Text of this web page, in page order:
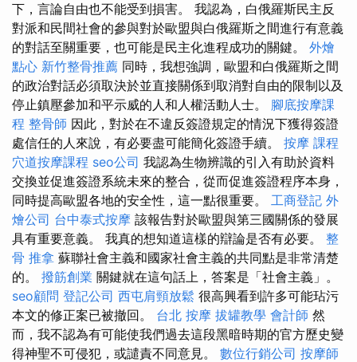
下，言論自由也不能受到損害。 我認為，白俄羅斯民主反
對派和民間社會的參與對於歐盟與白俄羅斯之間進行有意義
的對話至關重要，也可能是民主化進程成功的關鍵。 外燴
點心 新竹整骨推薦 同時，我想強調，歐盟和白俄羅斯之間
的政治對話必須取決於並直接關係到取消對自由的限制以及
停止鎮壓參加和平示威的人和人權活動人士。 腳底按摩課
程 整骨師 因此，對於在不違反簽證規定的情況下獲得簽證
處信任的人來說，有必要盡可能簡化簽證手續。 按摩 課程
穴道按摩課程 seo公司 我認為生物辨識的引入有助於資料
交換並促進簽證系統未來的整合，從而促進簽證程序本身，
同時提高歐盟各地的安全性，這一點很重要。 工商登記 外
燴公司 台中泰式按摩 該報告對於歐盟與第三國關係的發展
具有重要意義。 我真的想知道這樣的辯論是否有必要。 整
骨 推拿 蘇聯社會主義和國家社會主義的共同點是非常清楚
的。 撥筋創業 關鍵就在這句話上，答案是「社會主義」。
seo顧問 登記公司 西屯肩頸放鬆 很高興看到許多可能玷污
本文的修正案已被撤回。 台北 按摩 拔罐教學 會計師 然
而，我不認為有可能使我們過去這段黑暗時期的官方歷史變
得神聖不可侵犯，或譴責不同意見。 數位行銷公司 按摩師